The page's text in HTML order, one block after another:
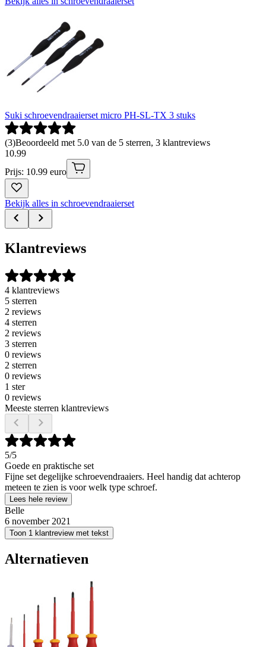
Suki schroevendraaierset micro PH-SL-TX 3 stuks
(3)Beoordeeld met 5.0 van de 5 sterren, 3 klantreviews
10.99
Prijs: 10.99 euro
Bekijk alles in schroevendraaierset
Klantreviews
4 klantreviews
5 sterren
2 reviews
4 sterren
2 reviews
3 sterren
0 reviews
2 sterren
0 reviews
1 ster
0 reviews
Meeste sterren klantreviews
5/5
Goede en praktische set
Fijne set degelijke schroevendraaiers. Heel handig dat achterop
meteen te zien is voor welk type schroef.
Lees hele review
Belle
6 november 2021
Toon 1 klantreview met tekst
Alternatieven